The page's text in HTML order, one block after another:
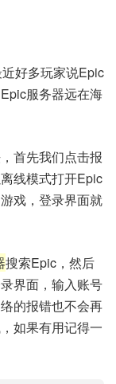
好多玩家说Epic
服务器远在海
首先我们点击报
线模式打开Epic
戏，登录界面就
搜索Epic，然后
界面，输入账号
的报错也不会再
如果有用记得一